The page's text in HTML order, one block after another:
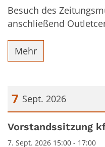
Besuch des
anschließend
Mehr
7 Sept. 2026
Datum: 7. September
Vorstandssitzung
7. Sept. 2026 15:00 - 17:00